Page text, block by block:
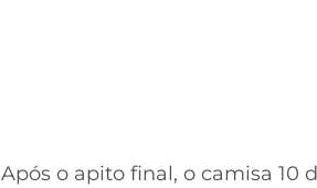
Após o apito final, o camisa 10